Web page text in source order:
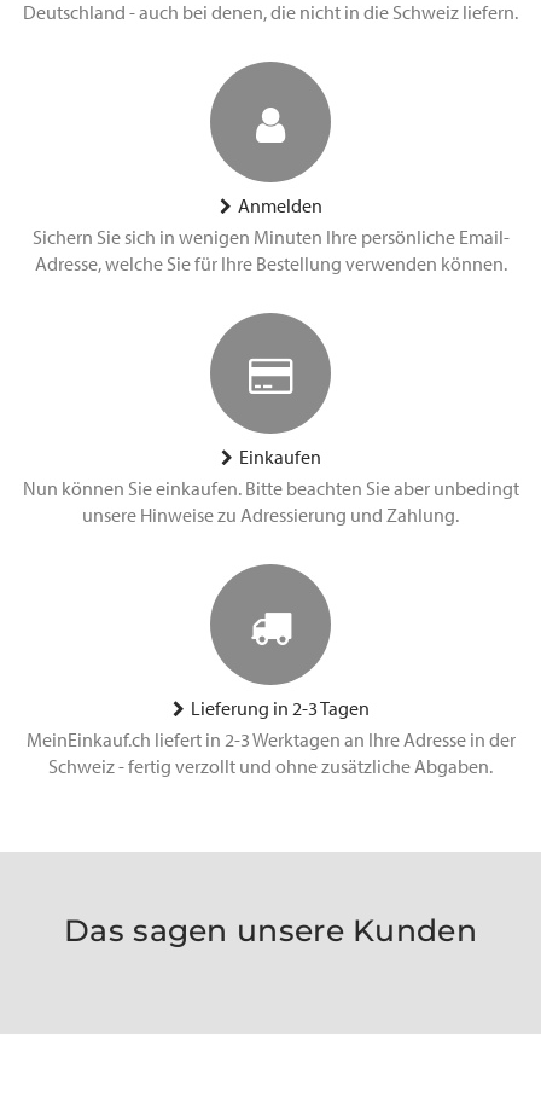
Deutschland - auch bei denen, die nicht in die Schweiz liefern.
Anmelden
Sichern Sie sich in wenigen Minuten Ihre persönliche Email-
Adresse, welche Sie für Ihre Bestellung verwenden können.
Einkaufen
Nun können Sie einkaufen. Bitte beachten Sie aber unbedingt
unsere Hinweise zu Adressierung und Zahlung.
Lieferung in 2-3 Tagen
MeinEinkauf.ch liefert in 2-3 Werktagen an Ihre Adresse in der
Schweiz - fertig verzollt und ohne zusätzliche Abgaben.
Das sagen unsere Kunden